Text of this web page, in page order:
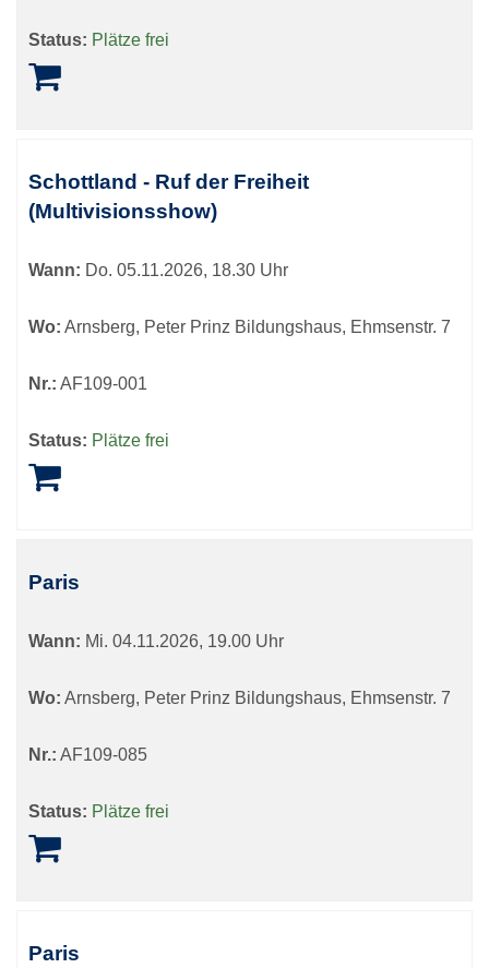
Status: Plätze frei
Schottland - Ruf der Freiheit
(Multivisionsshow)
Wann: Do. 05.11.2026, 18.30 Uhr
Wo: Arnsberg, Peter Prinz Bildungshaus, Ehmsenstr. 7
Nr.: AF109-001
Status: Plätze frei
Paris
Wann: Mi. 04.11.2026, 19.00 Uhr
Wo: Arnsberg, Peter Prinz Bildungshaus, Ehmsenstr. 7
Nr.: AF109-085
Status: Plätze frei
Paris